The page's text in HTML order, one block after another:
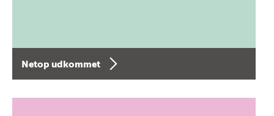
Netop udkommet